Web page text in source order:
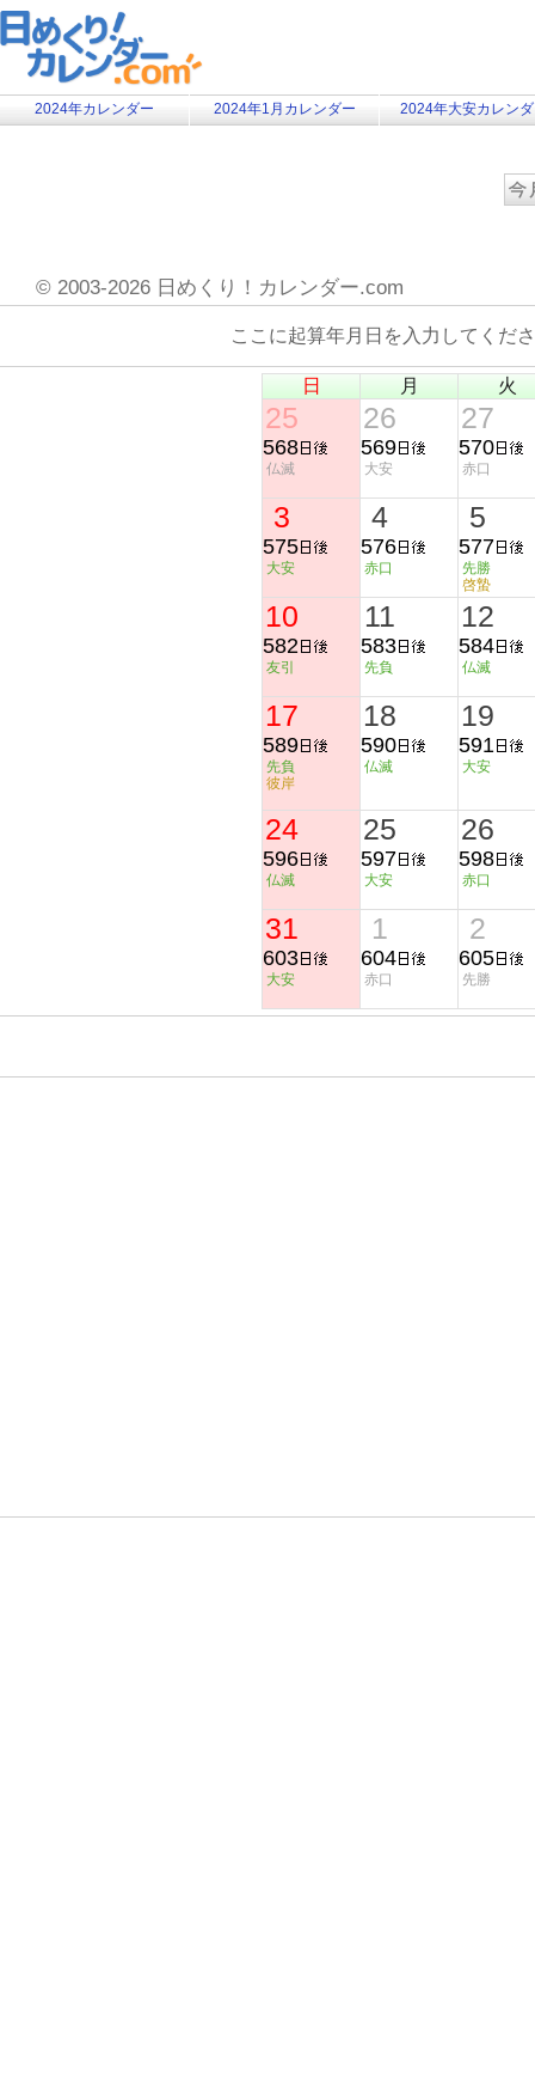
2024年カレンダー 2024年1月カレンダー 2024年大安カレン
© 2003-2026 日めくり！カレンダー.com
ここに起算年月日を入力してく
日 月 火
25
568
仏滅
26
569
大安
27
570
赤口
3
575
大安
4
576
赤口
5
577
先勝
啓蟄
10
582
友引
11
583
先負
12
584
仏滅
17
589
先負
彼岸
18
590
仏滅
19
591
大安
24
596
仏滅
25
597
大安
26
598
赤口
31
603
大安
1
604
赤口
2
605
先勝